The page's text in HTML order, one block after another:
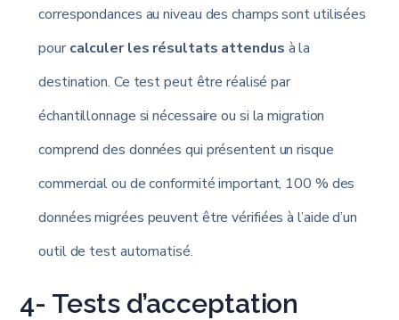
correspondances au niveau des champs sont utilisées
pour calculer les résultats attendus à la
destination. Ce test peut être réalisé par
échantillonnage si nécessaire ou si la migration
comprend des données qui présentent un risque
commercial ou de conformité important, 100 % des
données migrées peuvent être vérifiées à l’aide d’un
outil de test automatisé.
4- Tests d’acceptation